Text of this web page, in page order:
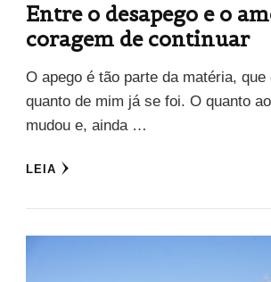
Entre o desapego e o
coragem de continuar
O apego é tão parte da matéria, que
quanto de mim já se foi. O quanto
mudou e, ainda …
LEIA